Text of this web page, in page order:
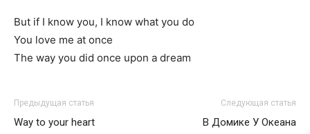
But if I know you, I know what you do
You love me at once
The way you did once upon a dream
Предыдущая статья
Way to your heart
Следующая статья
В Домике У Океана